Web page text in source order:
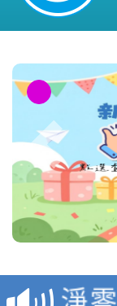
期一案-桃
教
報
淨